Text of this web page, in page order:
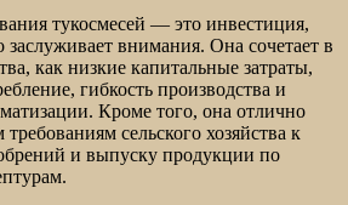
тукосмесей — это инвестиция,
заслуживает внимания. Она сочетает в
как низкие капитальные затраты,
гибкость производства и
Кроме того, она отлично
сельского хозяйства к
и выпуску продукции по